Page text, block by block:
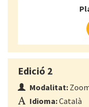
Edició 2
Modalitat:
Idioma:Català